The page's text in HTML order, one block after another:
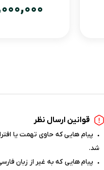
قوانین ارسال نظر
پیام هایی که حاوی تهمت یا
شد.
پیام هایی که به غیر از زبان